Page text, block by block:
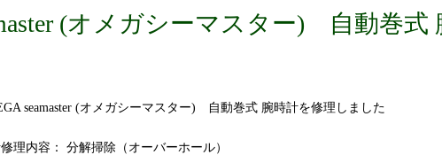
(オメガシーマスター) 自動巻式
seamaster (オメガシーマスター) 自動巻式 腕時計を修理しました
理内容： 分解掃除（オーバーホール）